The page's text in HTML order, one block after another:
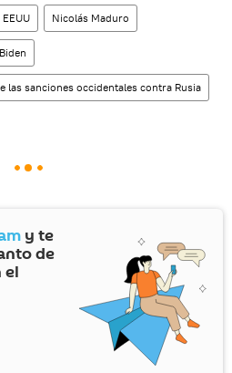
EEUU Nicolás Maduro
las sanciones occidentales contra Rusia
y te
de
el